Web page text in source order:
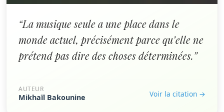
“La musique seule a une place dans le
monde actuel, précisément parce qu’elle ne
prétend pas dire des choses déterminées.”
AUTEUR
Mikhaïl Bakounine Voir la citation →